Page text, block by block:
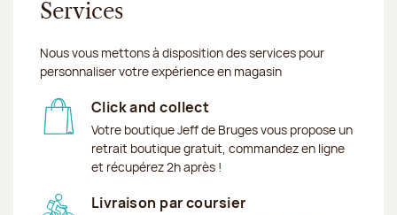
Services
Nous vous mettons à disposition des services pour
personnaliser votre expérience en magasin
Click and collect
Votre boutique Jeff de Bruges vous propose un
retrait boutique gratuit, commandez en ligne
et récupérez 2h après !
Livraison par coursier